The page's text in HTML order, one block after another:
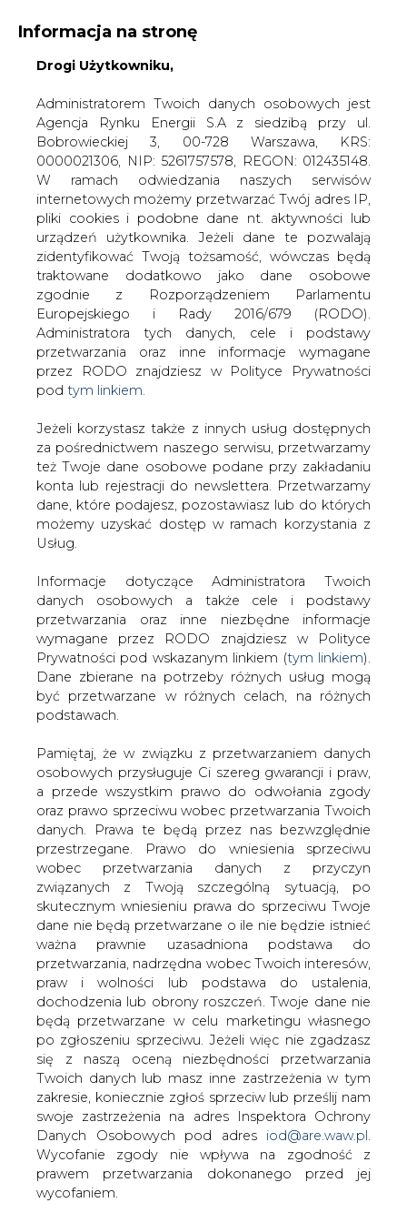
KONTAKT:
WYDAWCA PORTALU:
WYSOKI KONTRAST A A
ZALOGUJ SIĘ
WŁĄCZ CIRE.TV
Informacja na stronę
Drogi Użytkowniku,
Administratorem Twoich danych osobowych jest
Agencja Rynku Energii S.A z siedzibą przy ul.
Bobrowieckiej 3, 00-728 Warszawa, KRS:
0000021306, NIP: 5261757578, REGON: 012435148.
W ramach odwiedzania naszych serwisów
internetowych możemy przetwarzać Twój adres IP,
pliki cookies i podobne dane nt. aktywności lub
urządzeń użytkownika. Jeżeli dane te pozwalają
zidentyfikować Twoją tożsamość, wówczas będą
traktowane dodatkowo jako dane osobowe
zgodnie z Rozporządzeniem Parlamentu
Europejskiego i Rady 2016/679 (RODO).
Administratora tych danych, cele i podstawy
przetwarzania oraz inne informacje wymagane
przez RODO znajdziesz w Polityce Prywatności
pod tym linkiem.
Jeżeli korzystasz także z innych usług dostępnych
za pośrednictwem naszego serwisu, przetwarzamy
też Twoje dane osobowe podane przy zakładaniu
konta lub rejestracji do newslettera. Przetwarzamy
dane, które podajesz, pozostawiasz lub do których
możemy uzyskać dostęp w ramach korzystania z
Usług.
Informacje dotyczące Administratora Twoich
danych osobowych a także cele i podstawy
przetwarzania oraz inne niezbędne informacje
wymagane przez RODO znajdziesz w Polityce
Prywatności pod wskazanym linkiem (tym linkiem).
Dane zbierane na potrzeby różnych usług mogą
być przetwarzane w różnych celach, na różnych
podstawach.
Pamiętaj, że w związku z przetwarzaniem danych
osobowych przysługuje Ci szereg gwarancji i praw,
a przede wszystkim prawo do odwołania zgody
oraz prawo sprzeciwu wobec przetwarzania Twoich
danych. Prawa te będą przez nas bezwzględnie
przestrzegane. Prawo do wniesienia sprzeciwu
wobec przetwarzania danych z przyczyn
związanych z Twoją szczególną sytuacją, po
skutecznym wniesieniu prawa do sprzeciwu Twoje
dane nie będą przetwarzane o ile nie będzie istnieć
ważna prawnie uzasadniona podstawa do
przetwarzania, nadrzędna wobec Twoich interesów,
praw i wolności lub podstawa do ustalenia,
dochodzenia lub obrony roszczeń. Twoje dane nie
będą przetwarzane w celu marketingu własnego
po zgłoszeniu sprzeciwu. Jeżeli więc nie zgadzasz
się z naszą oceną niezbędności przetwarzania
Twoich danych lub masz inne zastrzeżenia w tym
zakresie, koniecznie zgłoś sprzeciw lub prześlij nam
swoje zastrzeżenia na adres Inspektora Ochrony
Danych Osobowych pod adres iod@are.waw.pl
Wycofanie zgody nie wpływa na zgodność z
prawem przetwarzania dokonanego przed jej
wycofaniem.
Strona główna
SERWIS INFORMACYJNY CIRE
/ Greenpeace protestuje przeciwko inwestycji w
Mochovcach
drukuj
skomentuj
udostępnij
Greenpeace protestuje przeciwko
Członkowie Greenpeace protestowali
dziś rano przed Ambasadą Włoch w
Warszawie domagając się od rządu tego
kraju, aby zaniechał planów budowy
elektrowni atomowej w Mochovcach na
Słowacji.
Chodzi i inwestycje, którą zamierza zrealizować na
Słowacji Enel, który w ubiegłym roku kupił 66 proc
udziałów grupy Slovenske Elektrarne - firmy skupiającej
słowackie elektrownie.
W lutym Szef włoskiej spółki Fulvio Conti zapowiedział, iż
budowa dwóch nowych bloków w Mochovcach
rozpocznie się w drugiej połowie tego roku, a zakończy
po pięciu latach. Włosi przeznaczyli na ten cel 20 mld
koron (ponad 2,2 mld zł).
W proteście w Warszawie wzięło udział 10 aktywistów